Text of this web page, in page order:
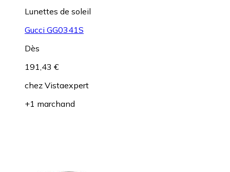
Lunettes de soleil
Gucci GG0341S
Dès
191,43 €
chez Vistaexpert
+1 marchand